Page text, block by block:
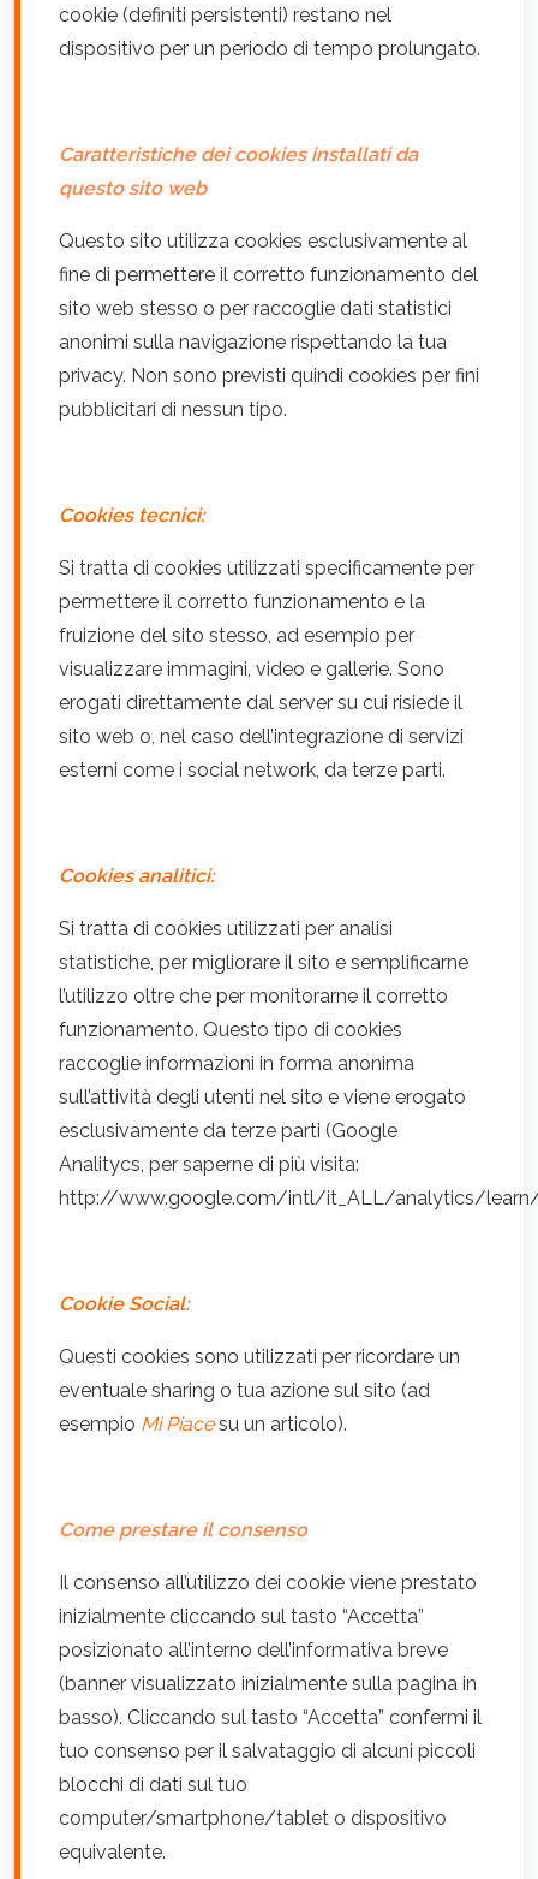
cookie (definiti persistenti) restano nel
dispositivo per un periodo di tempo prolungato.
Caratteristiche dei cookies installati da
questo sito web
Questo sito utilizza cookies esclusivamente al
fine di permettere il corretto funzionamento del
sito web stesso o per raccoglie dati statistici
anonimi sulla navigazione rispettando la tua
privacy. Non sono previsti quindi cookies per fini
pubblicitari di nessun tipo.
Cookies tecnici:
Si tratta di cookies utilizzati specificamente per
permettere il corretto funzionamento e la
fruizione del sito stesso, ad esempio per
visualizzare immagini, video e gallerie. Sono
erogati direttamente dal server su cui risiede il
sito web o, nel caso dell’integrazione di servizi
esterni come i social network, da terze parti.
Cookies analitici:
Si tratta di cookies utilizzati per analisi
statistiche, per migliorare il sito e semplificarne
l’utilizzo oltre che per monitorarne il corretto
funzionamento. Questo tipo di cookies
raccoglie informazioni in forma anonima
sull’attività degli utenti nel sito e viene erogato
esclusivamente da terze parti (Google
Analitycs, per saperne di più visita:
http://www.google.com/intl/it_ALL/analytics/learn/
Cookie Social:
Questi cookies sono utilizzati per ricordare un
eventuale sharing o tua azione sul sito (ad
esempio Mi Piacesu un articolo).
Come prestare il consenso
Il consenso all’utilizzo dei cookie viene prestato
inizialmente cliccando sul tasto “Accetta”
posizionato all’interno dell’informativa breve
(banner visualizzato inizialmente sulla pagina in
basso). Cliccando sul tasto “Accetta” confermi il
tuo consenso per il salvataggio di alcuni piccoli
blocchi di dati sul tuo
computer/smartphone/tablet o dispositivo
equivalente.